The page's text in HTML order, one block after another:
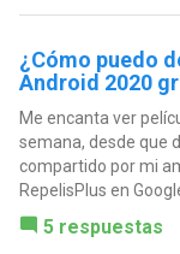
¿Cómo puedo
Android 2020
Me encanta ver
semana, desde que
compartido por mi
RepelisPlus en
5 respuestas